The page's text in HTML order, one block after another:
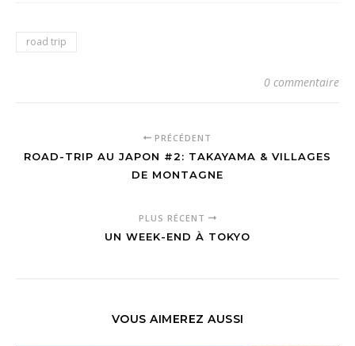
road trip
0 commentaire
PRÉCÉDENT
ROAD-TRIP AU JAPON #2: TAKAYAMA & VILLAGES
DE MONTAGNE
PLUS RÉCENT
UN WEEK-END À TOKYO
VOUS AIMEREZ AUSSI